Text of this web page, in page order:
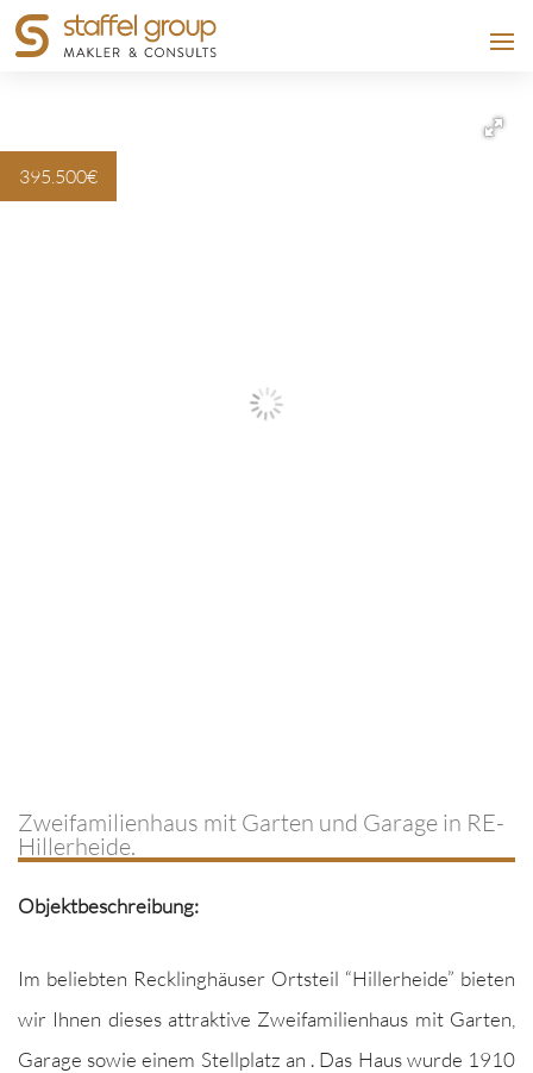
395.500€
Zweifamilienhaus mit Garten und Garage in RE-
Hillerheide.
Objek­tbeschrei­bung:
Im beliebten Reck­linghäuser Ort­steil “Hiller­hei­de” bieten
wir Ihnen dieses attrak­tive Zweifam­i­lien­haus mit Garten,
Garage sowie einem Stellplatz an . Das Haus wurde 1910